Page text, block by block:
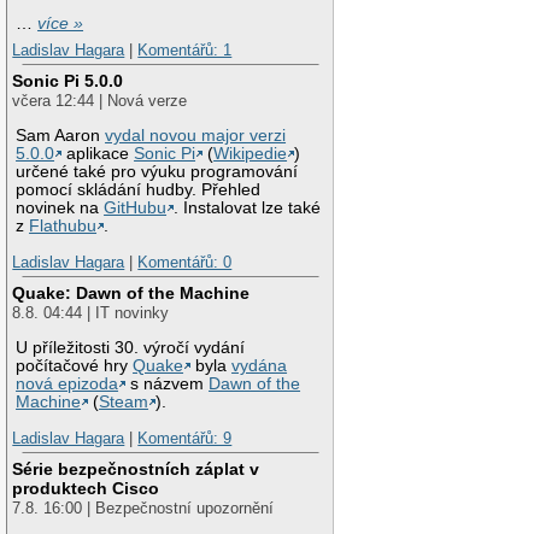
…více »
Ladislav Hagara
Komentářů: 1
Sonic Pi 5.0.0
včera 12:44 | Nová verze
Sam Aaronvydal novou major verzi
5.0.0
aplikaceSonic Pi (Wikipedie )
určené také pro výuku programování
pomocí skládání hudby. Přehled
novinek naGitHubu . Instalovat lze také
z Flathubu .
Ladislav Hagara
Komentářů: 0
Quake: Dawn of the Machine
8.8. 04:44 | IT novinky
U příležitosti 30. výročí vydání
počítačové hryQuake bylavydána
nová epizoda
s názvem Dawn of the
Machine
(Steam ).
Ladislav Hagara
Komentářů: 9
Série bezpečnostních záplat v
produktech Cisco
7.8. 16:00 | Bezpečnostní upozornění